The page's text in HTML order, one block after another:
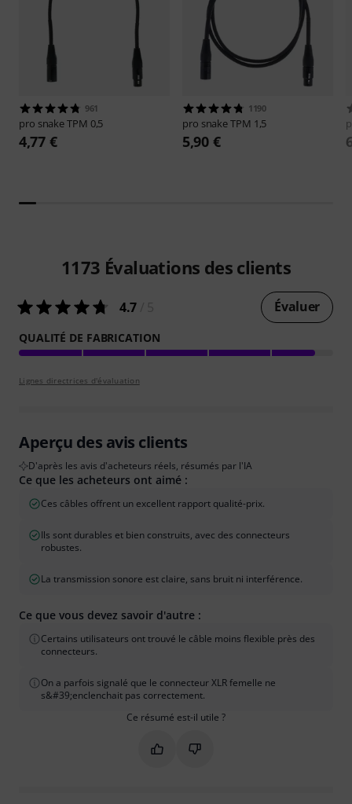
961
pro snakeTPM 0,5
4,77 €
1190
pro snakeTPM 1,5
5,90 €
1173 Évaluations des clients
4.7 Évaluer
QUALITÉ DE FABRICATION
Lignes directrices d'évaluation
Aperçu des avis clients
D'après les avis d'acheteurs réels, résumés par l'IA
Ce que les acheteurs ont aimé :
Ces câbles offrent un excellent rapport qualité-prix.
Ils sont durables et bien construits, avec des connecteurs
robustes.
La transmission sonore est claire, sans bruit ni interférence.
Ce que vous devez savoir d'autre :
Certains utilisateurs ont trouvé le câble moins flexible près des
connecteurs.
On a parfois signalé que le connecteur XLR femelle ne
s&#39;enclenchait pas correctement.
Ce résumé est-il utile ?
Marquer ce résumé comme utile
Marquer ce résumé comme